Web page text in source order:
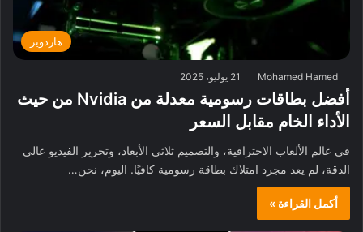
هاردوير
Mohamed Hamed 21 يوليو، 2025
أفضل بطاقات رسومية معدلة من Nvidia من حيث
الأداء الخام مقابل السعر
في عالم الألعاب الاحترافية، والتصميم ثلاثي الأبعاد، وتحرير الفيديو عالي
الدقة، لم يعد مجرد امتلاك بطاقة رسومية كافيًا. اليوم، نحن…
أكمل القراءة »